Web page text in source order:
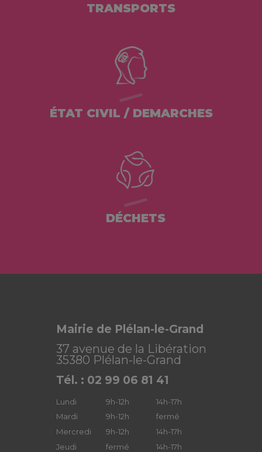
TRANSPORTS
ÉTAT CIVIL / DEMARCHES
DÉCHETS
Mairie de Plélan-le-Grand
37 avenue de la Libération
35380 Plélan-le-Grand
Tél. : 02 99 06 81 41
Lundi 9h-12h
14h-17h
Mardi
9h-12h
fermé
Mercredi
9h-12h
14h-17h
Jeudi
fermé
14h-17h